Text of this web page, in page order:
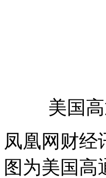
美国
凤凰网财经
图为美国高